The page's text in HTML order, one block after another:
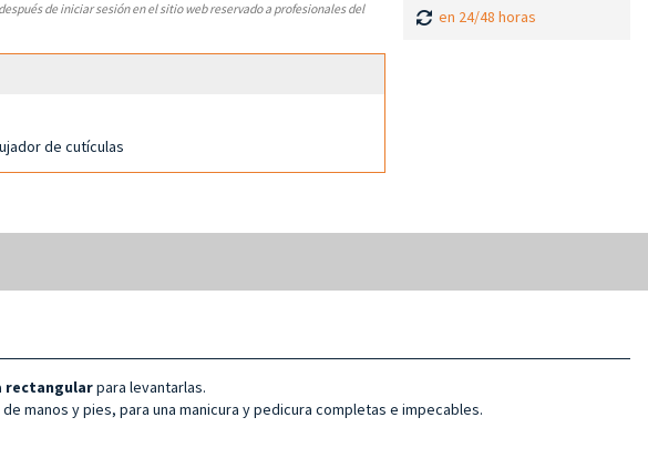
de iniciar sesión en el sitio web reservado a profesionales del
de cutículas
en 24/48 horas
rectangularpara levantarlas.
manos y pies, para una manicura y pedicura completas e impecables.